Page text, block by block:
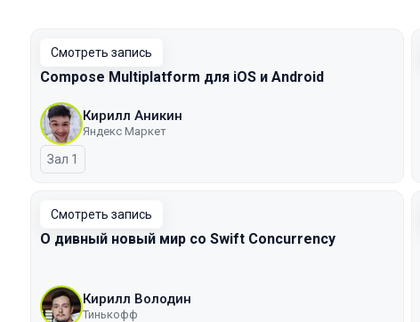
Смотреть запись
Compose Multiplatform для iOS и Android
Кирилл Аникин
Яндекс Маркет
Зал 1
Смотреть запись
О дивный новый мир со Swift Concurrency
Кирилл Володин
Тинькофф